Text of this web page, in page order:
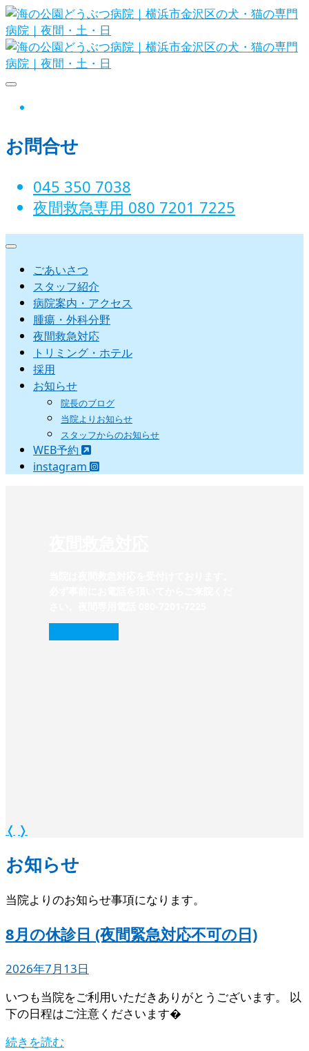
Skip
to
content
海の公園どうぶつ病院｜横
浜市金沢区の犬・猫の専門
お問合せ
045 350 7038‬
夜間救急専用 080 7201 7225‬
ごあいさつ
スタッフ紹介
病院案内・アクセス
腫瘍・外科分野
夜間救急対応
トリミング・ホテル
採用
お知らせ
院長のブログ
当院よりお知らせ
スタッフからのお知らせ
WEB予約
instagram
❬ ❭
お知らせ
当院よりのお知らせ事項になります。
8月の休診日 (夜間緊急対応不可の日)
2026年7月13日
いつも当院をご利用いただきありがとうございます。 以
下の日程はご注意くださいます�
続きを読む